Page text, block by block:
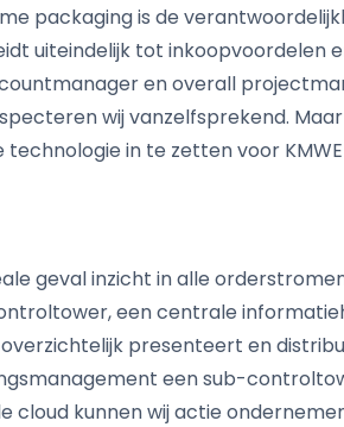
packaging is de
uiteindelijk tot inkoopvoordelen
en overall
wij vanzelfsprekend.
in te zetten voor
geval inzicht in alle
een centrale
presenteert en
een sub-
cloud kunnen wij actie